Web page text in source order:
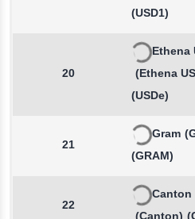
(USD1)
20
Ethena
(Ethena
(USDe)
21
Gram
(GRAM)
22
Canton